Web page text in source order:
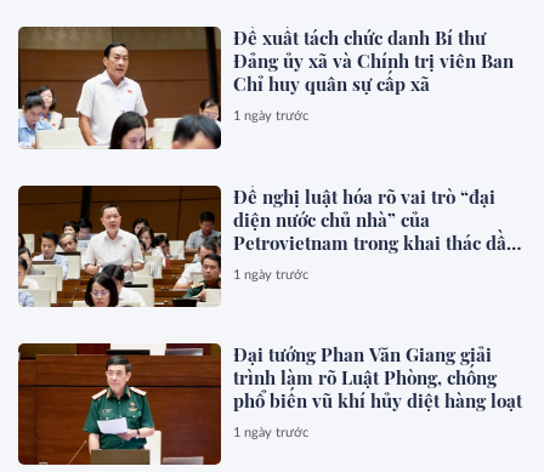
Đề xuất tách chức danh Bí thư
Đảng ủy xã và Chính trị viên Ban
Chỉ huy quân sự cấp xã
1 ngày trước
Đề nghị luật hóa rõ vai trò “đại
diện nước chủ nhà” của
Petrovietnam trong khai thác dầu
khí
1 ngày trước
Đại tướng Phan Văn Giang giải
trình làm rõ Luật Phòng, chống
phổ biến vũ khí hủy diệt hàng loạt
1 ngày trước